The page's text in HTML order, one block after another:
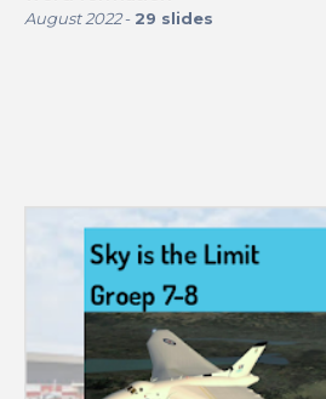
August 2022- 29 slides